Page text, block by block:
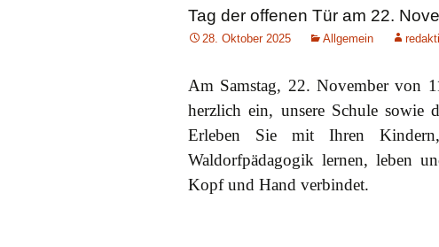
Tag der offenen Tür am 22.
28. Oktober 2025 Allgemein
Am Samstag, 22. November von
herzlich ein, unsere Schule sowie
Erleben Sie mit Ihren
Waldorfpädagogik lernen, leben
Kopf und Hand verbindet.